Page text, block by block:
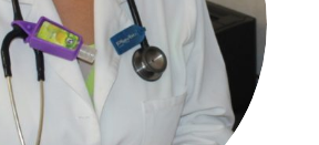
Dra. Josnelly Mora